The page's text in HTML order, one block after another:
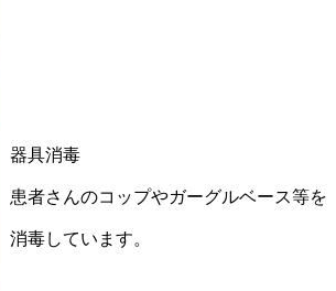
器具消毒
患者さんのコップやガーグルベース等を
消毒しています。